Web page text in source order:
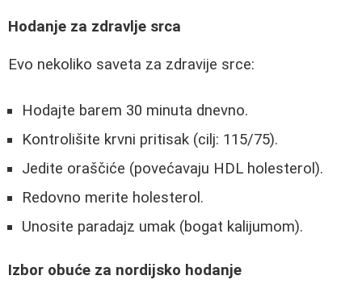
Hodanje za zdravlje srca
Evo nekoliko saveta za zdravije srce:
Hodajte barem 30 minuta dnevno.
Kontrolišite krvni pritisak (cilj: 115/75).
Jedite oraščiće (povećavaju HDL holesterol).
Redovno merite holesterol.
Unosite paradajz umak (bogat kalijumom).
Izbor obuće za nordijsko hodanje